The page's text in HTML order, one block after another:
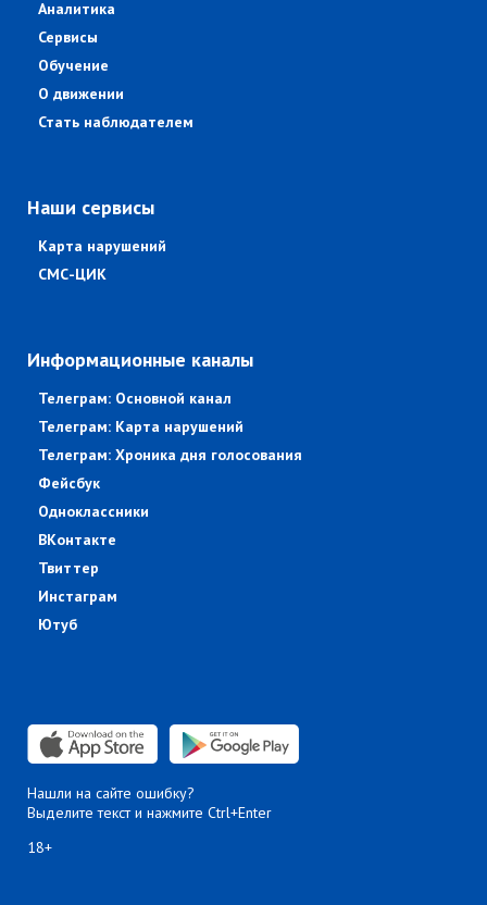
Аналитика
Сервисы
Обучение
О движении
Стать наблюдателем
Наши сервисы
Карта нарушений
СМС-ЦИК
Информационные каналы
Телеграм: Основной канал
Телеграм: Карта нарушений
Телеграм: Хроника дня голосования
Фейсбук
Одноклассники
ВКонтакте
Твиттер
Инстаграм
Ютуб
Нашли на сайте ошибку?
Выделите текст и нажмите Ctrl+Enter
18+